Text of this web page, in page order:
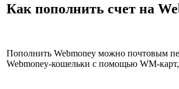
Как пополнить счет на
Пополнить Webmoney можно почтовым
Webmoney-кошельки с помощью WM-карт,